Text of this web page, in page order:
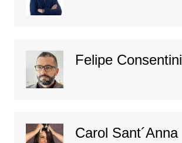
Felipe Consentini
Carol Sant´Anna